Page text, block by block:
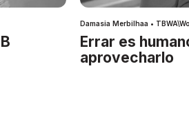
Damasia Merbilhaa •
Errar es
aprovecharlo